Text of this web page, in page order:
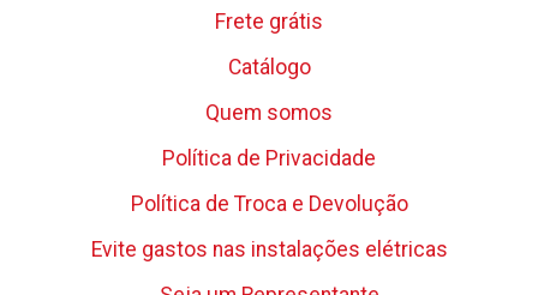
Frete grátis
Catálogo
Quem somos
Política de Privacidade
Política de Troca e Devolução
Evite gastos nas instalações elétricas